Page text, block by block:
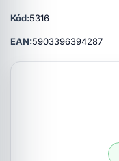
Kód:5316
EAN:5903396394287